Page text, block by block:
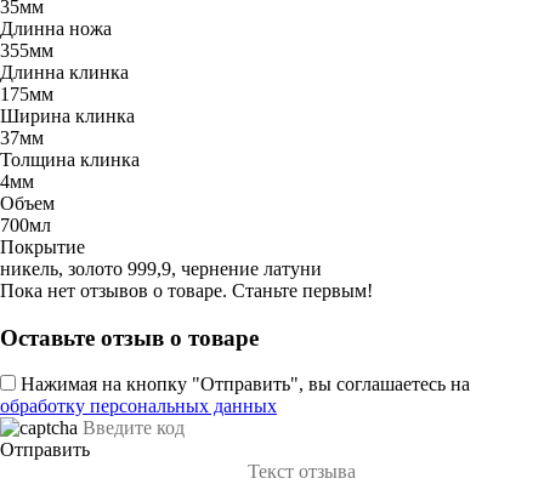
35мм
Длинна ножа
355мм
Длинна клинка
175мм
Ширина клинка
37мм
Толщина клинка
4мм
Объем
700мл
Покрытие
никель, золото 999,9, чернение латуни
Пока нет отзывов о товаре. Станьте первым!
Оставьте отзыв о товаре
Нажимая на кнопку "Отправить", вы соглашаетесь на
обработку персональных данных
Отправить